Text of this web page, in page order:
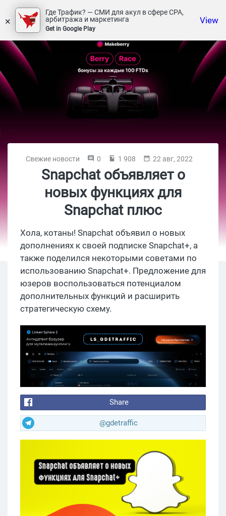
×
Где Трафик? — СМИ для акул в сфере СРА,
арбитража и маркетинга
Get in Google Play
View
Свежие новости 0 1 908 22 авг, 2022
Snapchat объявляет о
новых функциях для
Snapchat плюс
Хола, котаны! Snapchat объявил о новых
дополнениях к своей подписке Snapchat+, а
также поделился некоторыми советами по
использованию Snapchat+. Предложение для
юзеров воспользоваться потенциалом
дополнительных функций и расширить
стратегическую схему.
Share
@gdetraffic